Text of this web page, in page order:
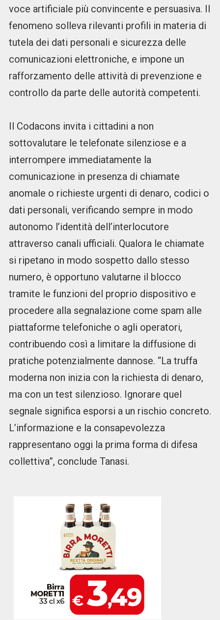
voce artificiale più convincente e persuasiva. Il
fenomeno solleva rilevanti profili in materia di
tutela dei dati personali e sicurezza delle
comunicazioni elettroniche, e impone un
rafforzamento delle attività di prevenzione e
controllo da parte delle autorità competenti.
Il Codacons invita i cittadini a non
sottovalutare le telefonate silenziose e a
interrompere immediatamente la
comunicazione in presenza di chiamate
anomale o richieste urgenti di denaro, codici o
dati personali, verificando sempre in modo
autonomo l’identità dell’interlocutore
attraverso canali ufficiali. Qualora le chiamate
si ripetano in modo sospetto dallo stesso
numero, è opportuno valutarne il blocco
tramite le funzioni del proprio dispositivo e
procedere alla segnalazione come spam alle
piattaforme telefoniche o agli operatori,
contribuendo così a limitare la diffusione di
pratiche potenzialmente dannose. “La truffa
moderna non inizia con la richiesta di denaro,
ma con un test silenzioso. Ignorare quel
segnale significa esporsi a un rischio concreto.
L’informazione e la consapevolezza
rappresentano oggi la prima forma di difesa
collettiva”, conclude Tanasi.